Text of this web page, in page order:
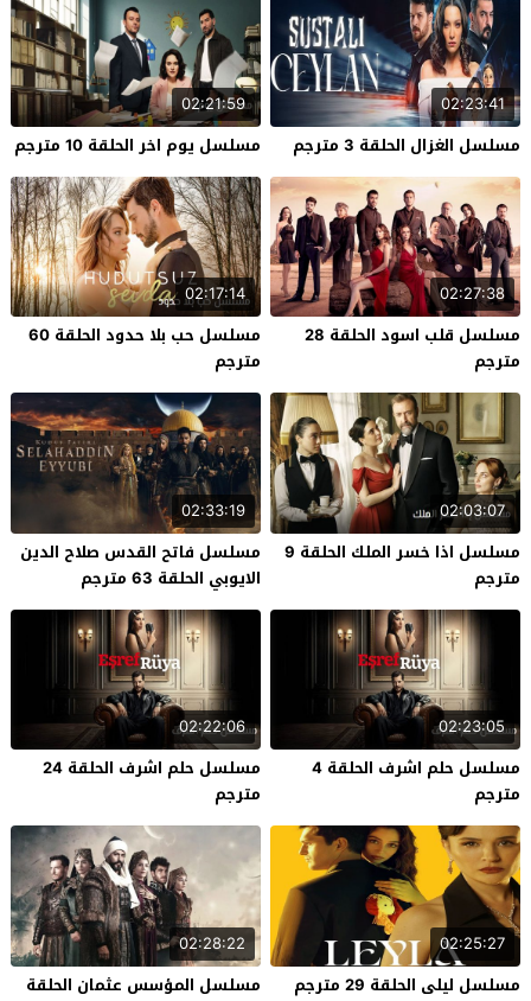
02:23:41
مسلسل الغزال الحلقة 3 مترجم
02:21:59
مسلسل يوم اخر الحلقة 10 مترجم
02:27:38
مسلسل قلب اسود الحلقة 28
مترجم
02:17:14
مسلسل حب بلا حدود الحلقة 60
مترجم
02:03:07
مسلسل اذا خسر الملك الحلقة 9
مترجم
02:33:19
مسلسل فاتح القدس صلاح الدين
الايوبي الحلقة 63 مترجم
02:23:05
مسلسل حلم اشرف الحلقة 4
مترجم
02:22:06
مسلسل حلم اشرف الحلقة 24
مترجم
02:25:27
مسلسل ليلى الحلقة 29 مترجم
02:28:22
مسلسل المؤسس عثمان الحلقة